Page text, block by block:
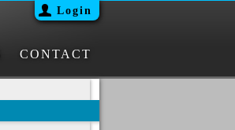
Login
CONTACT